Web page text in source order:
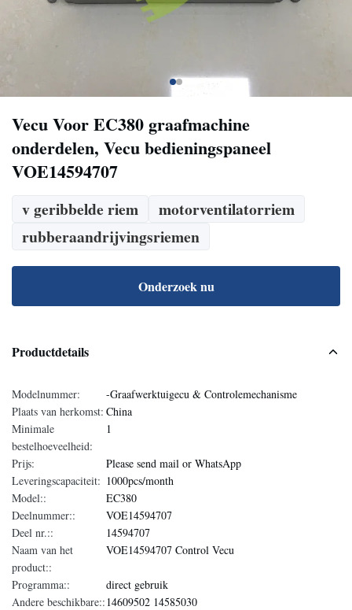
Vecu Voor EC380 graafmachine
onderdelen, Vecu bedieningspaneel
VOE14594707
v geribbelde riem
motorventilatorriem
rubberaandrijvingsriemen
Onderzoek nu
Productdetails
Modelnummer:
-Graafwerktuigecu & Controlemechanisme
Plaats van herkomst: China
Minimale
bestelhoeveelheid:
1
Prijs:
Please send mail or WhatsApp
Leveringscapaciteit: 1000pcs/month
Model::
EC380
Deelnummer::
VOE14594707
Deel nr.::
14594707
Naam van het
product::
VOE14594707 Control Vecu
Programma::
direct gebruik
Andere beschikbare::14609502 14585030